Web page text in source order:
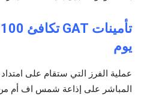
تأمينات
يوم
عملية الفرز التي ستقام على
المباشر على إذاعة شمس اف أم